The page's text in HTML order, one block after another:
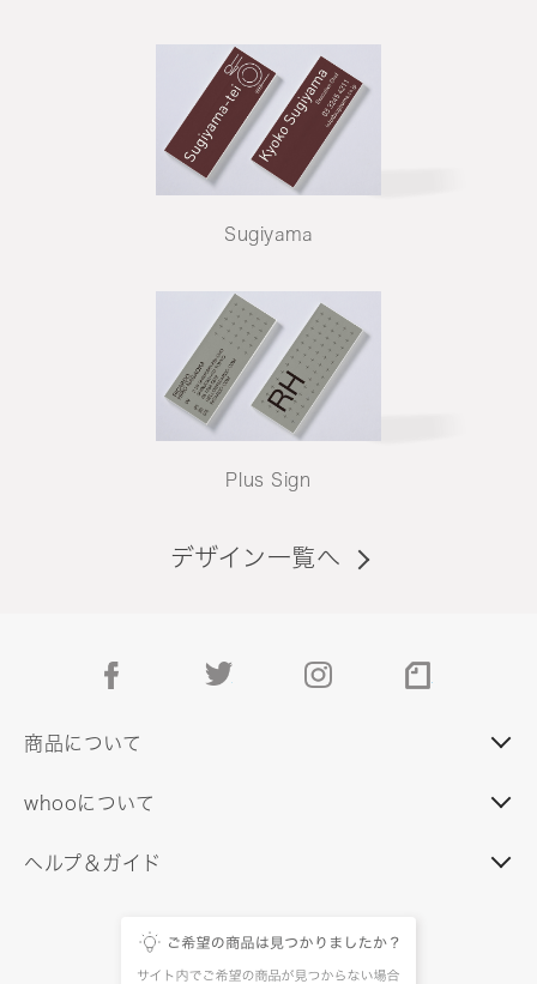
Sugiyama
Plus Sign
デザイン一覧へ
facebook instagram
商品について
whooについて
ヘルプ＆ガイド